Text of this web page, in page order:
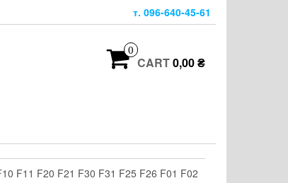
т. 096-640-45-61
0
CART0,00 ₴
F11 F20 F21 F30 F31 F25 F26 F01 F02